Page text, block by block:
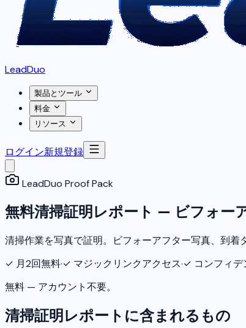
LeadDuo
製品とツール
料金
リソース
ログイン新規登録
LeadDuo Proof Pack
無料清掃証明レポート — ビフォー
清掃作業を写真で証明。ビフォーアフター写真、到着
✓ 月2回無料·✓ マジックリンクアクセス·✓ コンフィ
無料 — アカウント不要。
清掃証明レポートに含まれるもの